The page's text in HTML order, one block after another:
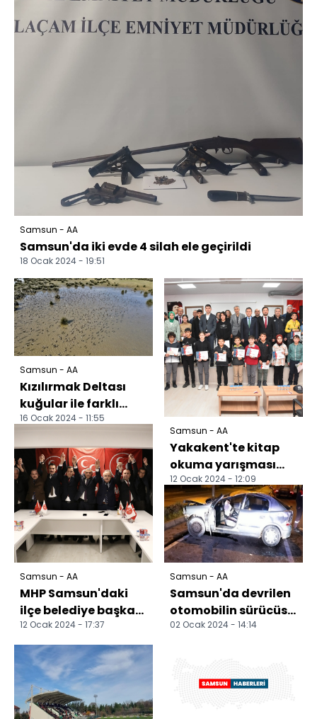
Samsun - AA
Samsun'da iki evde 4 silah ele geçirildi
18 Ocak 2024 - 19:51
Samsun - AA
Kızılırmak Deltası
kuğular ile farklı
türlerden binlerce
kuşa yuva oluyor
16 Ocak 2024 - 11:55
Samsun - AA
MHP Samsun'daki
ilçe belediye başkan
adaylarını tanıttı
12 Ocak 2024 - 17:37
Samsun - AA
Yakakent'te kitap
okuma yarışması
ödül töreni
düzenlendi
12 Ocak 2024 - 12:09
Samsun - AA
Samsun'da devrilen
otomobilin sürücüsü
öldü
02 Ocak 2024 - 14:14